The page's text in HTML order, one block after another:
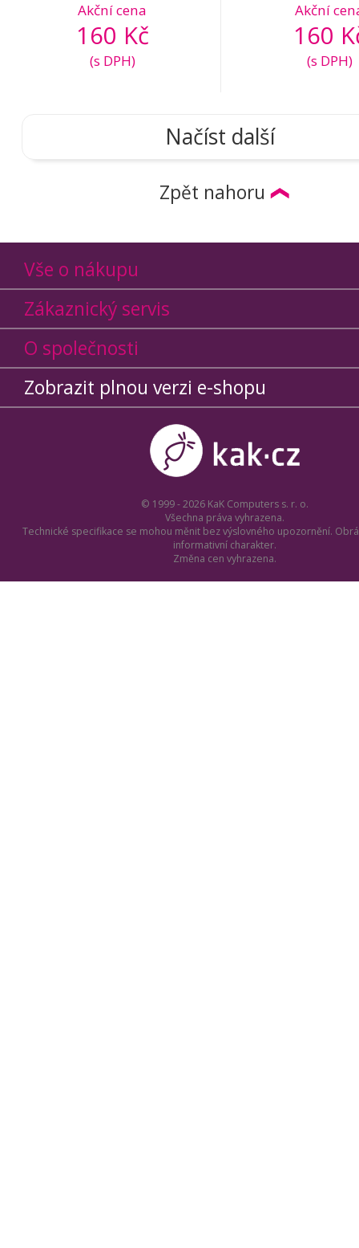
Akční cena
160 Kč
(s DPH)
Akční
160
(s DPH)
Načíst další
Zpět nahoru
Vše o nákupu
Zákaznický servis
O společnosti
Zobrazit plnou verzi e-shopu
© 1999 - 2026 KaK Computers s. r. o.
Všechna práva vyhrazena.
Technické specifikace se mohou měnit bez výslovného upozornění.
informativní charakter.
Změna cen vyhrazena.